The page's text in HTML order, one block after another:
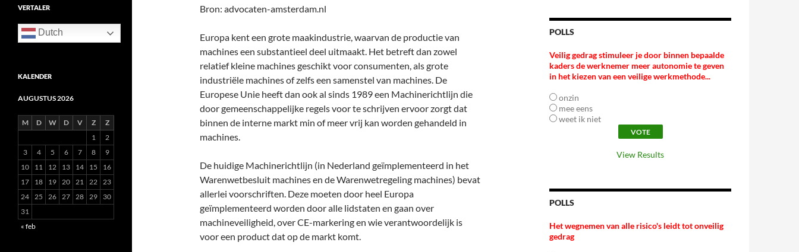
Bron: advocaten-amsterdam.nl
Europa kent een grote maakindustrie, waarvan de productie van
machines een substantieel deel uitmaakt. Het betreft dan zowel
relatief kleine machines geschikt voor consumenten, als grote
industriële machines of zelfs een samenstel van machines. De
Europese Unie heeft dan ook al sinds 1989 een Machinerichtlijn die
door gemeenschappelijke regels voor te schrijven ervoor zorgt dat
binnen de interne markt min of meer vrij kan worden gehandeld in
machines.
De huidige Machinerichtlijn (in Nederland geïmplementeerd in het
Warenwetbesluit machines en de Warenwetregeling machines) bevat
allerlei voorschriften. Deze moeten door heel Europa
geïmplementeerd worden door alle lidstaten en gaan over
machineveiligheid, over CE-markering en wie verantwoordelijk is
voor een product dat op de markt komt.
POLLS
Veilig gedrag stimuleer je door binnen bepaalde
kaders de werknemer meer autonomie te geven
in het kiezen van een veilige werkmethode...
onzin
mee eens
weet ik niet
View Results
POLLS
Het wegnemen van alle risico's leidt tot onveilig
gedrag
VERTALER
Dutch
KALENDER
AUGUSTUS 2026
M D W D V Z
Z
1
2
3
4 5 6 7 8
9
10
11 12 13 14 15
16
17
18 19 20 21 22
23
24
25 26 27 28 29
30
31
« feb